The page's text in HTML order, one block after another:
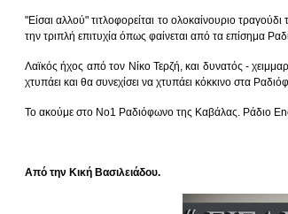
"Είσαι αλλού" τιτλοφορείται το ολοκαίνουριο
την τριπλή επιτυχία όπως φαίνεται από τα επίσημα
Λαϊκός ήχος από τον Νίκο Τερζή, και δυνατός -
χτυπάει και θα συνεχίσει να χτυπάει κόκκινο στα
Το ακούμε στο Νο1 Ραδιόφωνο της Καβάλας. Ράδιο
Aπό την Κική Βασιλειάδου.